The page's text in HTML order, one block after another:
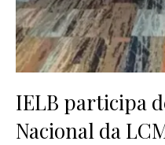
IELB participa
Nacional da